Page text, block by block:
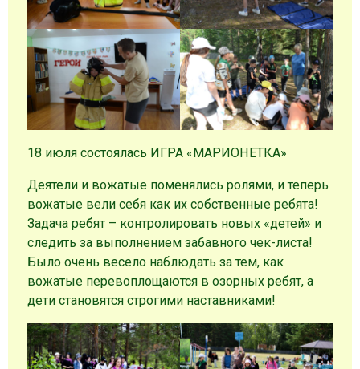
18 июля состоялась ИГРА «МАРИОНЕТКА»
Деятели и вожатые поменялись ролями, и теперь
вожатые вели себя как их собственные ребята!
Задача ребят – контролировать новых «детей» и
следить за выполнением забавного чек-листа!
Было очень весело наблюдать за тем, как
вожатые перевоплощаются в озорных ребят, а
дети становятся строгими наставниками!